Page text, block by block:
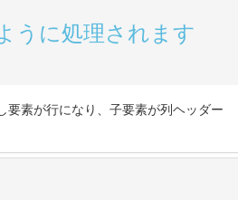
うに処理されます
素が行になり、子要素が列ヘッダー